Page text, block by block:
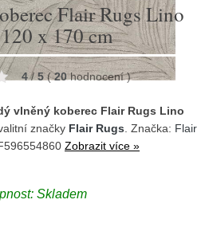
Flair Rugs Lino
x 170 cm
4 / 5 ( 20 hodnocení)
vlněný koberec Flair Rugs Lino
značky Flair Rugs . Značka: Flair
Zobrazit více »
Skladem